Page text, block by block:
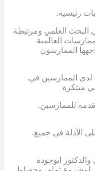
رئيسية
البحث العلمي ومرتبطة
العالمية
الممارسون
.ضعف الشعور بالمسؤولية والاستعداد لدى الممارسين في
مبتكرة
.تراجع جودة برامج التطوير المهني المقدمة للممارسين
.غياب المساءلة وصنع القرار المبني على الأدلة في جميع
والدكتور ابوجودة